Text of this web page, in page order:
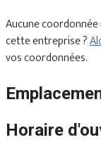
Aucune
cette entreprise ?
vos coordonnées.
Horaire